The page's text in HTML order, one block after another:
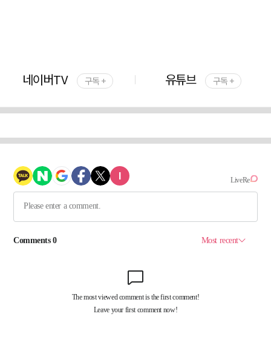
네이버TV 구독 + 유튜브 구독 +